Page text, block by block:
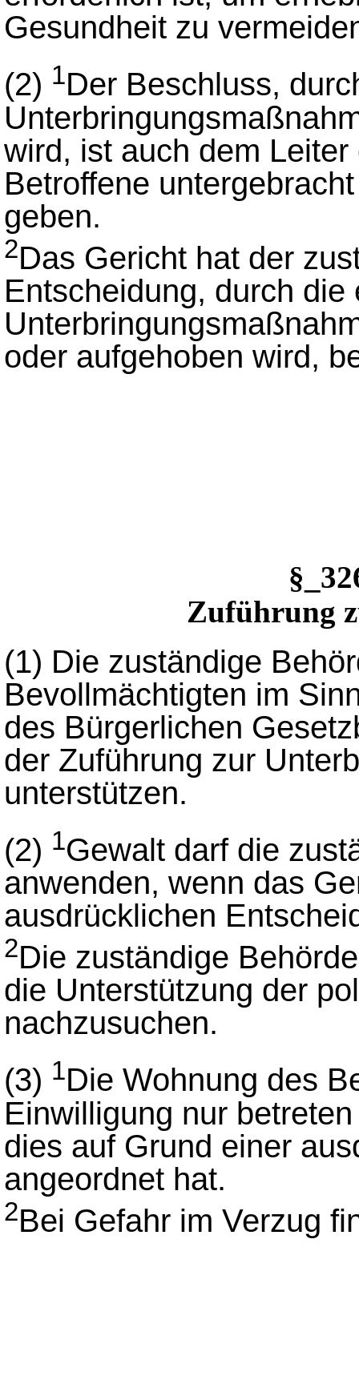
Gesundheit zu
(2) 1Der Beschluss,
wird, ist auch dem
Betroffene
geben.
2Das Gericht hat der
Entscheidung, durch die
oder aufgehoben wird,
Zuführung
(1) Die zuständige
Bevollmächtigten im
des Bürgerlichen
der Zuführung zur
unterstützen.
(2) 1Gewalt darf die
anwenden, wenn das
ausdrücklichen
2Die zuständige
die Unterstützung der
nachzusuchen.
(3) 1Die Wohnung des
Einwilligung nur
dies auf Grund einer
angeordnet hat.
2Bei Gefahr im Verzug